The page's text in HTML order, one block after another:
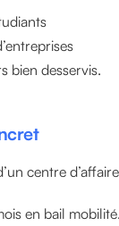
bien desservis.
centre
en bail mobilité.